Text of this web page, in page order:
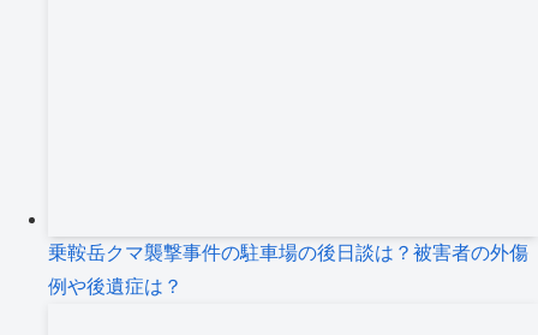
乗鞍岳クマ襲撃事件の駐車場の後日談は？被害者の外傷
例や後遺症は？